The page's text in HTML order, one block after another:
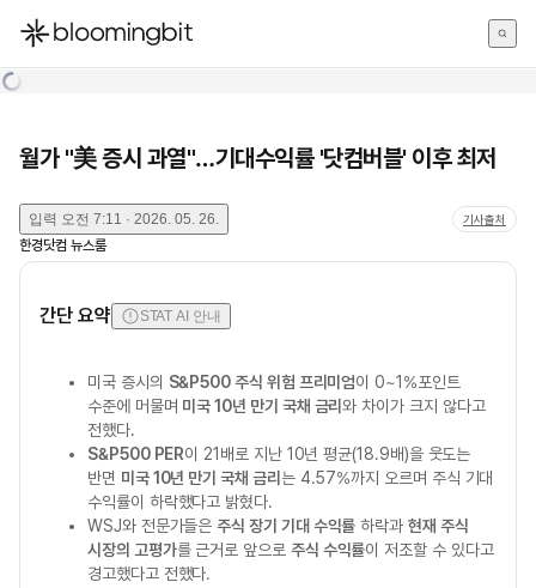
한국어
월가 "美 증시 과열"…기대수익률 '닷컴버블' 이후 최저
입력 오전 7:11 · 2026. 05. 26. 기사출처
한경닷컴 뉴스룸
간단 요약 STAT AI 안내
미국 증시의 S&P500 주식 위험 프리미엄이 0~1%포인트
수준에 머물며 미국 10년 만기 국채 금리와 차이가 크지 않다고
전했다.
S&P500 PER이 21배로 지난 10년 평균(18.9배)을 웃도는
반면 미국 10년 만기 국채 금리 는 4.57%까지 오르며 주식 기대
수익률이 하락했다고 밝혔다.
WSJ와 전문가들은주식 장기 기대 수익률 하락과현재 주식
시장의 고평가를 근거로 앞으로 주식 수익률이 저조할 수 있다고
경고했다고 전했다.